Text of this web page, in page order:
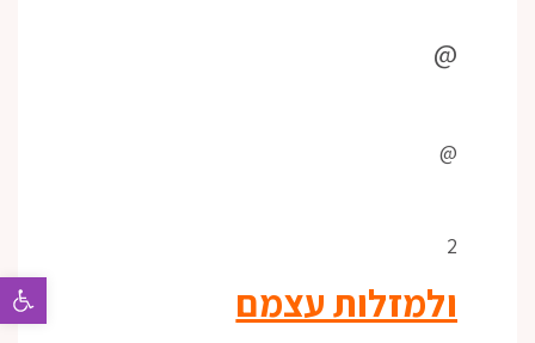
@
@
2
ולמזלות עצמם